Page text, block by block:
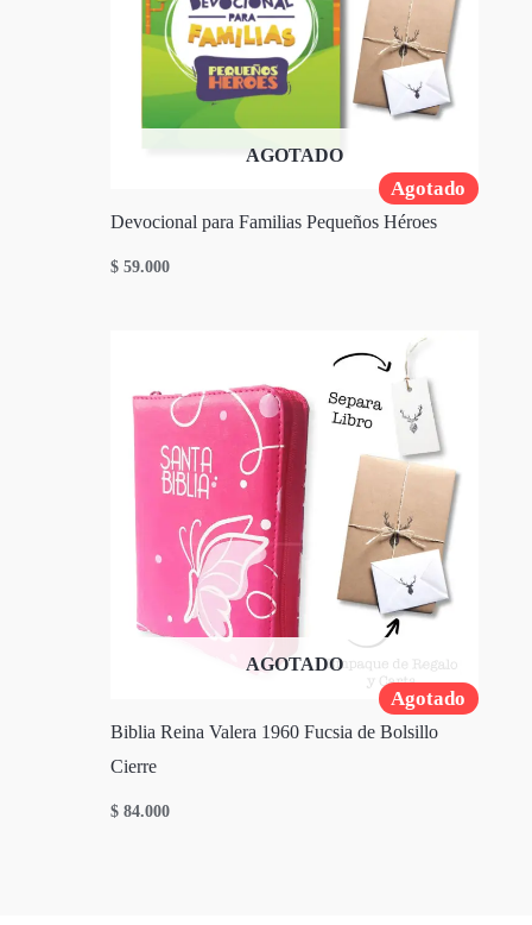
Agotado
AGOTADO
Devocional para Familias Pequeños Héroes
$ 59.000
Agotado
AGOTADO
Biblia Reina Valera 1960 Fucsia de Bolsillo
Cierre
$ 84.000